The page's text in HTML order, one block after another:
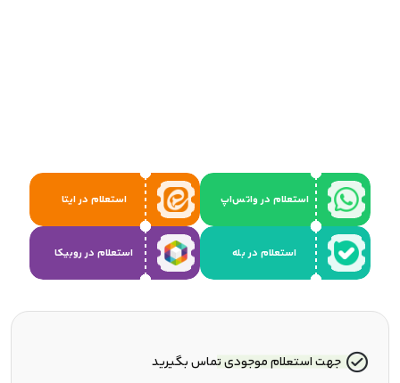
استعلام در واتس‌اپ استعلام در ایتا
استعلام در بله استعلام در روبیکا
جهت استعلام موجودی تماس بگیرید